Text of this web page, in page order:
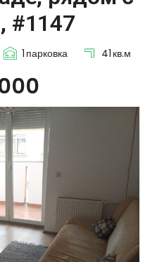
#1147
1 парковка 41 кв.м